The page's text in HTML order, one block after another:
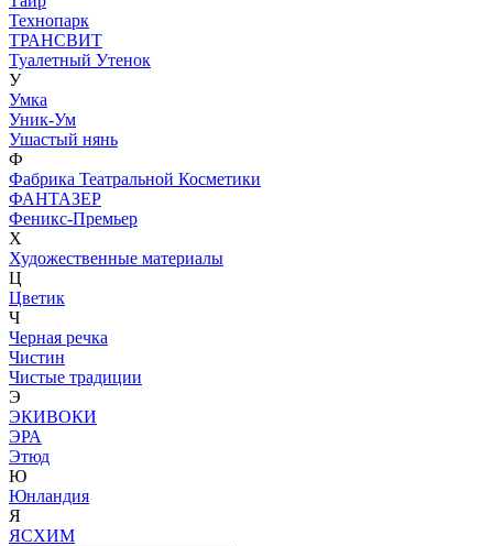
Технопарк
ТРАНСВИТ
Туалетный Утенок
У
Умка
Уник-Ум
Ушастый нянь
Ф
Фабрика Театральной Косметики
ФАНТАЗЕР
Феникс-Премьер
Х
Художественные материалы
Ц
Цветик
Ч
Черная речка
Чистин
Чистые традиции
Э
ЭКИВОКИ
ЭРА
Этюд
Ю
Юнландия
Я
ЯСХИМ